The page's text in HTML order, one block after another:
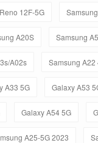
12F-5G
A20S Samsung
A02s Samsung A22
A33 5G Galaxy A53
Galaxy A54 5G
A25-5G 2023